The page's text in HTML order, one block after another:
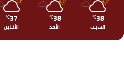
38
℃
السبت
38
℃
الأحد
37
℃
الأثنين